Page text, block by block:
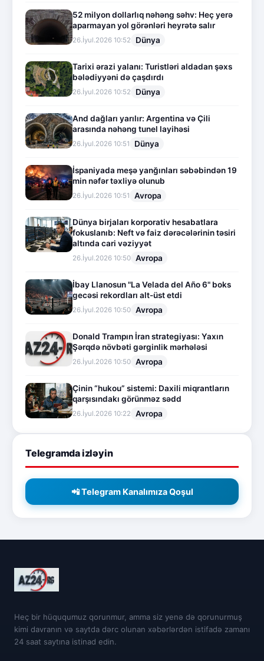
52 milyon dollarlıq nəhəng səhv: Heç yerə
aparmayan yol görənləri heyrətə salır
26.İyul.2026 10:52 Dünya
Tarixi ərazi yalanı: Turistləri aldadan şəxs
bələdiyyəni də çaşdırdı
26.İyul.2026 10:52 Dünya
And dağları yarılır: Argentina və Çili
arasında nəhəng tunel layihəsi
26.İyul.2026 10:51 Dünya
İspaniyada meşə yanğınları səbəbindən 19
min nəfər təxliyə olunub
26.İyul.2026 10:51 Avropa
Dünya birjaları korporativ hesabatlara
fokuslanıb: Neft və faiz dərəcələrinin təsiri
altında cari vəziyyət
26.İyul.2026 10:50 Avropa
İbay Llanosun "La Velada del Año 6" boks
gecəsi rekordları alt-üst etdi
26.İyul.2026 10:50 Avropa
Donald Trampın İran strategiyası: Yaxın
Şərqdə növbəti gərginlik mərhələsi
26.İyul.2026 10:50 Avropa
Çinin “hukou” sistemi: Daxili miqrantların
qarşısındakı görünməz sədd
26.İyul.2026 10:22 Avropa
Telegramda izləyin
📲 Telegram Kanalımıza Qoşul
Heç bir hüququmuz qorunmur, amma siz yenə də qorunurmuş
kimi davranın və saytda dərc olunan xəbərlərdən istifadə zamanı
24 saat saytına istinad edin.